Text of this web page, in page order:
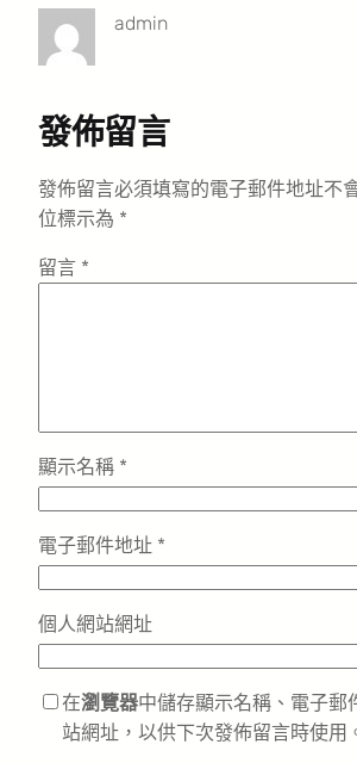
admin
發佈留言
發佈留言必須填寫的電子郵件地址不
位標示為 *
留言 *
顯示名稱 *
電子郵件地址 *
個人網站網址
在瀏覽器中儲存顯示名稱、電子郵
站網址，以供下次發佈留言時使用